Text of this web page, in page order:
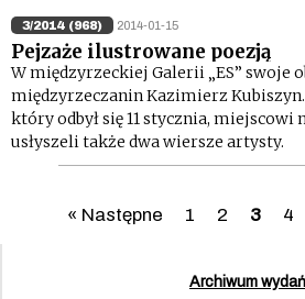
3/2014 (968) 2014-01-15
Pejzaże ilustrowane poezją
W międzyrzeckiej Galerii „ES” swoje
międzyrzeczanin Kazimierz
który odbył się 11 stycznia, miejscowi
usłyszeli także dwa wiersze artysty.
« Następne 1 2 3 4
Archiwum wydań